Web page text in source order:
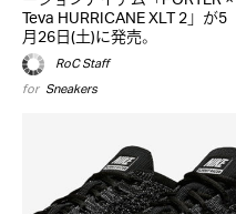
Teva HURRICANE XLT 2」が5
月26日(土)に発売。
RoC Staff
for Sneakers